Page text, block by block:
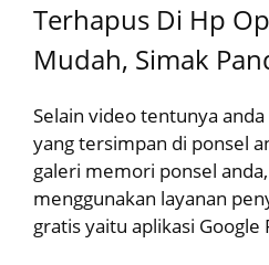
Terhapus Di Hp
Mudah, Simak
Selain video tentunya
yang tersimpan di ponsel
galeri memori ponsel
menggunakan layanan
gratis yaitu aplikasi Google